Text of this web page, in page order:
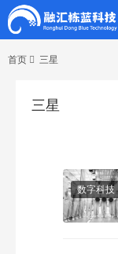
首页 三星
三星
数字科技